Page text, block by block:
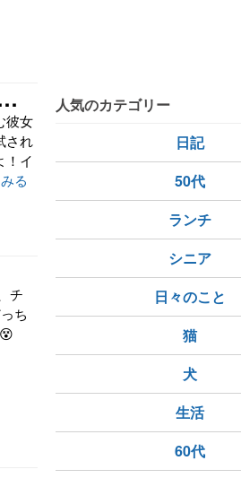
を逃さない「親玉ウサギ」周回の黄金比と、1周年に向けた“後悔しない”リソース管理】
彼女
され
！イ
る
チ
ち
ート
人気のカテゴリー
日記
50代
ランチ
シニア
日々のこと
猫
犬
生活
60代